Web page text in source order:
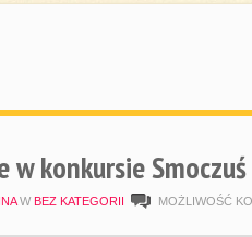
w konkursie Smoczuś
W BEZ KATEGORII MOŻLIWOŚĆ